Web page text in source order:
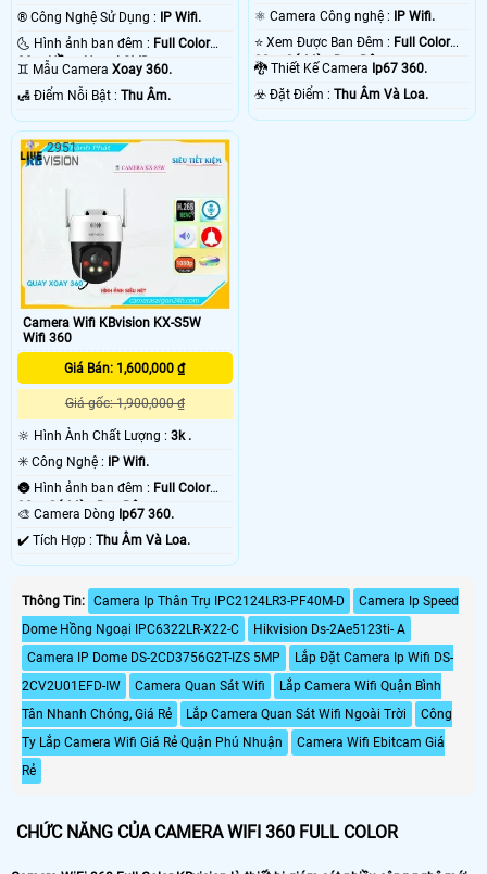
®️ Công Nghệ Sử Dụng :
IP Wifi.
🌜 Hình ảnh ban đêm : Full Color
30m Hồng Ngoại SMD.
♊ Mẫu Camera Xoay 360.
️🛃 Điểm Nỗi Bật : Thu Âm.
⚛️ Camera Công nghệ : IP Wifi.
⭐ Xem Được Ban Đêm : Full Color
30m Có Màu Ban Ðêm.
🐉️ Thiết Kế Camera Ip67 360.
️☣️ Đặt Điểm :Thu Âm Và Loa.
Camera Wifi KBvision KX-S5W
Wifi 360
Giá Bán: 1,600,000 ₫
Giá gốc: 1,900,000 ₫
🔆 Hình Ành Chất Lượng : 3k .
✳️ Công Nghệ :
IP Wifi.
🌚 Hình ảnh ban đêm : Full Color
30m Có Màu Ban Ðêm.
🎨 Camera Dòng Ip67 360.
️✔️ Tích Hợp : Thu Âm Và Loa.
2951
Thông Tin: Camera Ip Thân Trụ IPC2124LR3-PF40M-D
Camera Ip Speed
Dome Hồng Ngoại IPC6322LR-X22-C
Hikvision Ds-2Ae5123ti- A
Camera IP Dome DS-2CD3756G2T-IZS 5MP
Lắp Đặt Camera Ip Wifi DS-
2CV2U01EFD-IW
Camera Quan Sát Wifi
Lắp Camera Wifi Quận Bình
Tân Nhanh Chóng, Giá Rẻ
Lắp Camera Quan Sát Wifi Ngoài Trời
Công
Ty Lắp Camera Wifi Giá Rẻ Quận Phú Nhuận
Camera Wifi Ebitcam Giá
Rẻ
CHỨC NĂNG CỦA CAMERA WIFI 360 FULL COLOR